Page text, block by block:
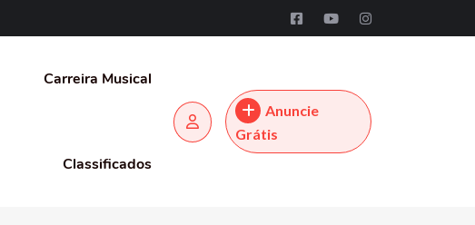
Carreira Musical
Classificados
Anuncie
Grátis